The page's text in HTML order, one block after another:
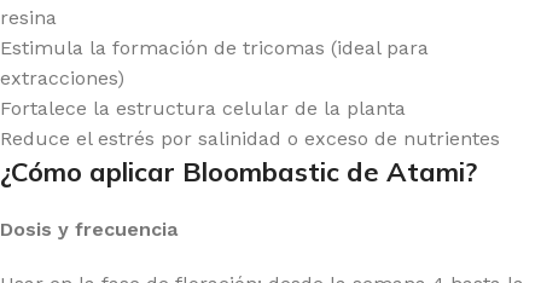
resina
Estimula la formación de tricomas (ideal para
extracciones)
Fortalece la estructura celular de la planta
Reduce el estrés por salinidad o exceso de nutrientes
¿Cómo aplicar Bloombastic de Atami?
Dosis y frecuencia